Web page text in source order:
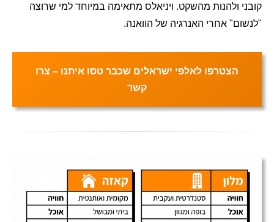
קובני ולהנות מהשקט. ויניאלס מתאימה במיוחד למי שרוצה
"לנשום" אחרי האנרגיה של הוואנה.
הצטרפו לאלפי ישראלים שכבר טסו איתנו – צרו
קשר